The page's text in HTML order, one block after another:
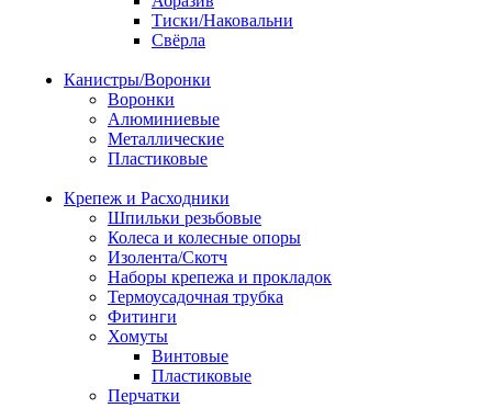
Тиски/Наковальни
Свёрла
Канистры/Воронки
Воронки
Алюминиевые
Металлические
Пластиковые
Крепеж и Расходники
Шпильки резьбовые
Колеса и колесные опоры
Изолента/Скотч
Наборы крепежа и прокладок
Термоусадочная трубка
Фитинги
Хомуты
Винтовые
Пластиковые
Перчатки